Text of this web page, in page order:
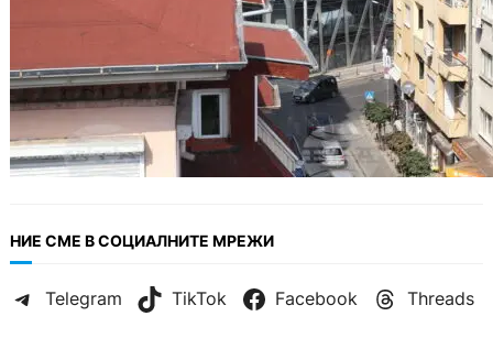
НИЕ СМЕ В СОЦИАЛНИТЕ МРЕЖИ
Telegram TikTok Facebook Threads